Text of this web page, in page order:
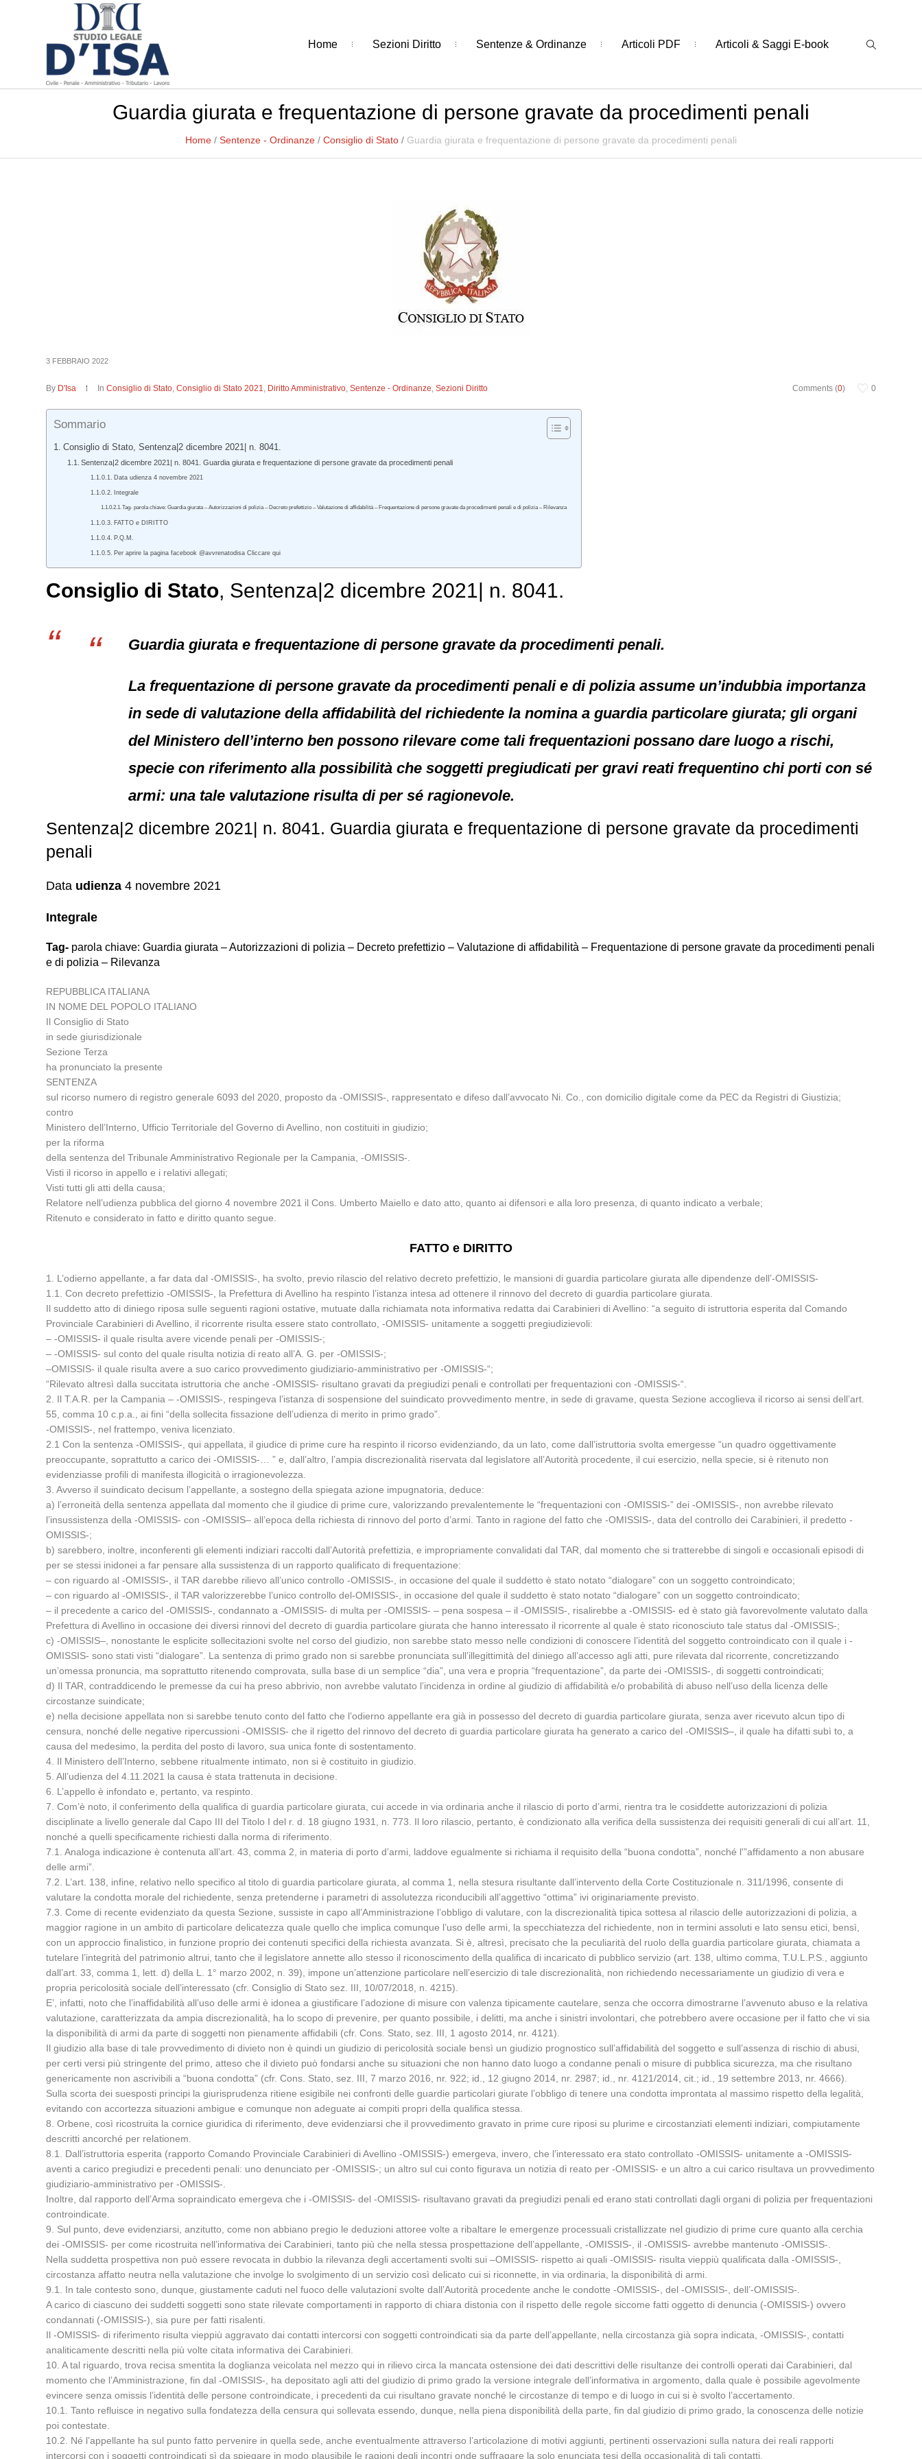
Home Sezioni Diritto Sentenze & Ordinanze Articoli PDF Articoli & Saggi E-book
Guardia giurata e frequentazione di persone gravate da procedimenti penali
Home / Sentenze - Ordinanze / Consiglio di Stato / Guardia giurata e frequentazione di persone gravate da procedimenti penali
3 FEBBRAIO 2022
Comments (0) 0
By D'Isa InConsiglio di Stato,Consiglio di Stato 2021, Diritto Amministrativo,Sentenze - Ordinanze,Sezioni Diritto
Sommario
Consiglio di Stato, Sentenza|2 dicembre 2021| n. 8041.
Sentenza|2 dicembre 2021| n. 8041. Guardia giurata e frequentazione di persone gravate da procedimenti penali
Data udienza 4 novembre 2021
Integrale
Tag- parola chiave: Guardia giurata – Autorizzazioni di polizia – Decreto prefettizio – Valutazione di affidabilità – Frequentazione di persone gravate da procedimenti penali e di polizia – Rilevanza
FATTO e DIRITTO
P.Q.M.
Per aprire la pagina facebook @avvrenatodisa Cliccare qui
Consiglio di Stato, Sentenza|2 dicembre 2021| n. 8041.
Guardia giurata e frequentazione di persone gravate da procedimenti penali.
La frequentazione di persone gravate da procedimenti penali e di polizia assume un’indubbia importanza
in sede di valutazione della affidabilità del richiedente la nomina a guardia particolare giurata; gli organi
del Ministero dell’interno ben possono rilevare come tali frequentazioni possano dare luogo a rischi,
specie con riferimento alla possibilità che soggetti pregiudicati per gravi reati frequentino chi porti con sé
armi: una tale valutazione risulta di per sé ragionevole.
Sentenza|2 dicembre 2021| n. 8041. Guardia giurata e frequentazione di persone gravate da procedimenti
penali
Data udienza 4 novembre 2021
Integrale
Tag- parola chiave: Guardia giurata – Autorizzazioni di polizia – Decreto prefettizio – Valutazione di affidabilità – Frequentazione di persone gravate da procedimenti penali
e di polizia – Rilevanza
REPUBBLICA ITALIANA
IN NOME DEL POPOLO ITALIANO
Il Consiglio di Stato
in sede giurisdizionale
Sezione Terza
ha pronunciato la presente
SENTENZA
sul ricorso numero di registro generale 6093 del 2020, proposto da -OMISSIS-, rappresentato e difeso dall’avvocato Ni. Co., con domicilio digitale come da PEC da Registri di Giustizia;
contro
Ministero dell’Interno, Ufficio Territoriale del Governo di Avellino, non costituiti in giudizio;
per la riforma
della sentenza del Tribunale Amministrativo Regionale per la Campania, -OMISSIS-.
Visti il ricorso in appello e i relativi allegati;
Visti tutti gli atti della causa;
Relatore nell’udienza pubblica del giorno 4 novembre 2021 il Cons. Umberto Maiello e dato atto, quanto ai difensori e alla loro presenza, di quanto indicato a verbale;
Ritenuto e considerato in fatto e diritto quanto segue.
FATTO e DIRITTO
1. L’odierno appellante, a far data dal -OMISSIS-, ha svolto, previo rilascio del relativo decreto prefettizio, le mansioni di guardia particolare giurata alle dipendenze dell’-OMISSIS-
1.1. Con decreto prefettizio -OMISSIS-, la Prefettura di Avellino ha respinto l’istanza intesa ad ottenere il rinnovo del decreto di guardia particolare giurata.
Il suddetto atto di diniego riposa sulle seguenti ragioni ostative, mutuate dalla richiamata nota informativa redatta dai Carabinieri di Avellino: “a seguito di istruttoria esperita dal Comando
Provinciale Carabinieri di Avellino, il ricorrente risulta essere stato controllato, -OMISSIS- unitamente a soggetti pregiudizievoli:
– -OMISSIS- il quale risulta avere vicende penali per -OMISSIS-;
– -OMISSIS- sul conto del quale risulta notizia di reato all’A. G. per -OMISSIS-;
–OMISSIS- il quale risulta avere a suo carico provvedimento giudiziario-amministrativo per -OMISSIS-“;
“Rilevato altresì dalla succitata istruttoria che anche -OMISSIS- risultano gravati da pregiudizi penali e controllati per frequentazioni con -OMISSIS-“.
2. Il T.A.R. per la Campania – -OMISSIS-, respingeva l’istanza di sospensione del suindicato provvedimento mentre, in sede di gravame, questa Sezione accoglieva il ricorso ai sensi dell’art.
55, comma 10 c.p.a., ai fini “della sollecita fissazione dell’udienza di merito in primo grado”.
-OMISSIS-, nel frattempo, veniva licenziato.
2.1 Con la sentenza -OMISSIS-, qui appellata, il giudice di prime cure ha respinto il ricorso evidenziando, da un lato, come dall’istruttoria svolta emergesse “un quadro oggettivamente
preoccupante, soprattutto a carico dei -OMISSIS-… ” e, dall’altro, l’ampia discrezionalità riservata dal legislatore all’Autorità procedente, il cui esercizio, nella specie, si è ritenuto non
evidenziasse profili di manifesta illogicità o irragionevolezza.
3. Avverso il suindicato decisum l’appellante, a sostegno della spiegata azione impugnatoria, deduce:
a) l’erroneità della sentenza appellata dal momento che il giudice di prime cure, valorizzando prevalentemente le “frequentazioni con -OMISSIS-” dei -OMISSIS-, non avrebbe rilevato
l’insussistenza della -OMISSIS- con -OMISSIS– all’epoca della richiesta di rinnovo del porto d’armi. Tanto in ragione del fatto che -OMISSIS-, data del controllo dei Carabinieri, il predetto -
OMISSIS-;
b) sarebbero, inoltre, inconferenti gli elementi indiziari raccolti dall’Autorità prefettizia, e impropriamente convalidati dal TAR, dal momento che si tratterebbe di singoli e occasionali episodi di
per se stessi inidonei a far pensare alla sussistenza di un rapporto qualificato di frequentazione:
– con riguardo al -OMISSIS-, il TAR darebbe rilievo all’unico controllo -OMISSIS-, in occasione del quale il suddetto è stato notato “dialogare” con un soggetto controindicato;
– con riguardo al -OMISSIS-, il TAR valorizzerebbe l’unico controllo del-OMISSIS-, in occasione del quale il suddetto è stato notato “dialogare” con un soggetto controindicato;
– il precedente a carico del -OMISSIS-, condannato a -OMISSIS- di multa per -OMISSIS- – pena sospesa – il -OMISSIS-, risalirebbe a -OMISSIS- ed è stato già favorevolmente valutato dalla
Prefettura di Avellino in occasione dei diversi rinnovi del decreto di guardia particolare giurata che hanno interessato il ricorrente al quale è stato riconosciuto tale status dal -OMISSIS-;
c) -OMISSIS–, nonostante le esplicite sollecitazioni svolte nel corso del giudizio, non sarebbe stato messo nelle condizioni di conoscere l’identità del soggetto controindicato con il quale i -
OMISSIS- sono stati visti “dialogare”. La sentenza di primo grado non si sarebbe pronunciata sull’illegittimità del diniego all’accesso agli atti, pure rilevata dal ricorrente, concretizzando
un’omessa pronuncia, ma soprattutto ritenendo comprovata, sulla base di un semplice “dia”, una vera e propria “frequentazione”, da parte dei -OMISSIS-, di soggetti controindicati;
d) Il TAR, contraddicendo le premesse da cui ha preso abbrivio, non avrebbe valutato l’incidenza in ordine al giudizio di affidabilità e/o probabilità di abuso nell’uso della licenza delle
circostanze suindicate;
e) nella decisione appellata non si sarebbe tenuto conto del fatto che l’odierno appellante era già in possesso del decreto di guardia particolare giurata, senza aver ricevuto alcun tipo di
censura, nonché delle negative ripercussioni -OMISSIS- che il rigetto del rinnovo del decreto di guardia particolare giurata ha generato a carico del -OMISSIS–, il quale ha difatti subì to, a
causa del medesimo, la perdita del posto di lavoro, sua unica fonte di sostentamento.
4. Il Ministero dell’Interno, sebbene ritualmente intimato, non si è costituito in giudizio.
5. All’udienza del 4.11.2021 la causa è stata trattenuta in decisione.
6. L’appello è infondato e, pertanto, va respinto.
7. Com’è noto, il conferimento della qualifica di guardia particolare giurata, cui accede in via ordinaria anche il rilascio di porto d’armi, rientra tra le cosiddette autorizzazioni di polizia
disciplinate a livello generale dal Capo III del Titolo I del r. d. 18 giugno 1931, n. 773. Il loro rilascio, pertanto, è condizionato alla verifica della sussistenza dei requisiti generali di cui all’art. 11,
nonché a quelli specificamente richiesti dalla norma di riferimento.
7.1. Analoga indicazione è contenuta all’art. 43, comma 2, in materia di porto d’armi, laddove egualmente si richiama il requisito della “buona condotta”, nonché l'”affidamento a non abusare
delle armi”.
7.2. L’art. 138, infine, relativo nello specifico al titolo di guardia particolare giurata, al comma 1, nella stesura risultante dall’intervento della Corte Costituzionale n. 311/1996, consente di
valutare la condotta morale del richiedente, senza pretenderne i parametri di assolutezza riconducibili all’aggettivo “ottima” ivi originariamente previsto.
7.3. Come di recente evidenziato da questa Sezione, sussiste in capo all’Amministrazione l’obbligo di valutare, con la discrezionalità tipica sottesa al rilascio delle autorizzazioni di polizia, a
maggior ragione in un ambito di particolare delicatezza quale quello che implica comunque l’uso delle armi, la specchiatezza del richiedente, non in termini assoluti e lato sensu etici, bensì,
con un approccio finalistico, in funzione proprio dei contenuti specifici della richiesta avanzata. Si è, altresì, precisato che la peculiarità del ruolo della guardia particolare giurata, chiamata a
tutelare l’integrità del patrimonio altrui, tanto che il legislatore annette allo stesso il riconoscimento della qualifica di incaricato di pubblico servizio (art. 138, ultimo comma, T.U.L.P.S., aggiunto
dall’art. 33, comma 1, lett. d) della L. 1° marzo 2002, n. 39), impone un’attenzione particolare nell’esercizio di tale discrezionalità, non richiedendo necessariamente un giudizio di vera e
propria pericolosità sociale dell’interessato (cfr. Consiglio di Stato sez. III, 10/07/2018, n. 4215).
E’, infatti, noto che l’inaffidabilità all’uso delle armi è idonea a giustificare l’adozione di misure con valenza tipicamente cautelare, senza che occorra dimostrarne l’avvenuto abuso e la relativa
valutazione, caratterizzata da ampia discrezionalità, ha lo scopo di prevenire, per quanto possibile, i delitti, ma anche i sinistri involontari, che potrebbero avere occasione per il fatto che vi sia
la disponibilità di armi da parte di soggetti non pienamente affidabili (cfr. Cons. Stato, sez. III, 1 agosto 2014, nr. 4121).
Il giudizio alla base di tale provvedimento di divieto non è quindi un giudizio di pericolosità sociale bensì un giudizio prognostico sull’affidabilità del soggetto e sull’assenza di rischio di abusi,
per certi versi più stringente del primo, atteso che il divieto può fondarsi anche su situazioni che non hanno dato luogo a condanne penali o misure di pubblica sicurezza, ma che risultano
genericamente non ascrivibili a “buona condotta” (cfr. Cons. Stato, sez. III, 7 marzo 2016, nr. 922; id., 12 giugno 2014, nr. 2987; id., nr. 4121/2014, cit.; id., 19 settembre 2013, nr. 4666).
Sulla scorta dei suesposti principi la giurisprudenza ritiene esigibile nei confronti delle guardie particolari giurate l’obbligo di tenere una condotta improntata al massimo rispetto della legalità,
evitando con accortezza situazioni ambigue e comunque non adeguate ai compiti propri della qualifica stessa.
8. Orbene, così ricostruita la cornice giuridica di riferimento, deve evidenziarsi che il provvedimento gravato in prime cure riposi su plurime e circostanziati elementi indiziari, compiutamente
descritti ancorché per relationem.
8.1. Dall’istruttoria esperita (rapporto Comando Provinciale Carabinieri di Avellino -OMISSIS-) emergeva, invero, che l’interessato era stato controllato -OMISSIS- unitamente a -OMISSIS-
aventi a carico pregiudizi e precedenti penali: uno denunciato per -OMISSIS-; un altro sul cui conto figurava un notizia di reato per -OMISSIS- e un altro a cui carico risultava un provvedimento
giudiziario-amministrativo per -OMISSIS-.
Inoltre, dal rapporto dell’Arma sopraindicato emergeva che i -OMISSIS- del -OMISSIS- risultavano gravati da pregiudizi penali ed erano stati controllati dagli organi di polizia per frequentazioni
controindicate.
9. Sul punto, deve evidenziarsi, anzitutto, come non abbiano pregio le deduzioni attoree volte a ribaltare le emergenze processuali cristallizzate nel giudizio di prime cure quanto alla cerchia
dei -OMISSIS- per come ricostruita nell’informativa dei Carabinieri, tanto più che nella stessa prospettazione dell’appellante, -OMISSIS-, il -OMISSIS- avrebbe mantenuto -OMISSIS-.
Nella suddetta prospettiva non può essere revocata in dubbio la rilevanza degli accertamenti svolti sui –OMISSIS- rispetto ai quali -OMISSIS- risulta vieppiù qualificata dalla -OMISSIS-,
circostanza affatto neutra nella valutazione che involge lo svolgimento di un servizio così delicato cui si riconnette, in via ordinaria, la disponibilità di armi.
9.1. In tale contesto sono, dunque, giustamente caduti nel fuoco delle valutazioni svolte dall’Autorità procedente anche le condotte -OMISSIS-, del -OMISSIS-, dell’-OMISSIS-.
A carico di ciascuno dei suddetti soggetti sono state rilevate comportamenti in rapporto di chiara distonia con il rispetto delle regole siccome fatti oggetto di denuncia (-OMISSIS-) ovvero
condannati (-OMISSIS-), sia pure per fatti risalenti.
Il -OMISSIS- di riferimento risulta vieppiù aggravato dai contatti intercorsi con soggetti controindicati sia da parte dell’appellante, nella circostanza già sopra indicata, -OMISSIS-, contatti
analiticamente descritti nella più volte citata informativa dei Carabinieri.
10. A tal riguardo, trova recisa smentita la doglianza veicolata nel mezzo qui in rilievo circa la mancata ostensione dei dati descrittivi delle risultanze dei controlli operati dai Carabinieri, dal
momento che l’Amministrazione, fin dal -OMISSIS-, ha depositato agli atti del giudizio di primo grado la versione integrale dell’informativa in argomento, dalla quale è possibile agevolmente
evincere senza omissis l’identità delle persone controindicate, i precedenti da cui risultano gravate nonché le circostanze di tempo e di luogo in cui si è svolto l’accertamento.
10.1. Tanto refluisce in negativo sulla fondatezza della censura qui sollevata essendo, dunque, nella piena disponibilità della parte, fin dal giudizio di primo grado, la conoscenza delle notizie
poi contestate.
10.2. Né l’appellante ha sul punto fatto pervenire in quella sede, anche eventualmente attraverso l’articolazione di motivi aggiunti, pertinenti osservazioni sulla natura dei reali rapporti
intercorsi con i soggetti controindicati sì da spiegare in modo plausibile le ragioni degli incontri onde suffragare la solo enunciata tesi della occasionalità di tali contatti.